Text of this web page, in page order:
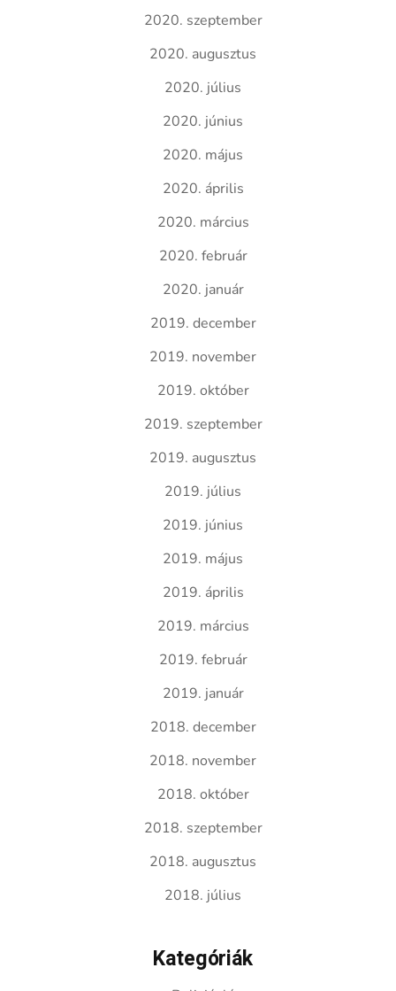
2020. szeptember
2020. augusztus
2020. július
2020. június
2020. május
2020. április
2020. március
2020. február
2020. január
2019. december
2019. november
2019. október
2019. szeptember
2019. augusztus
2019. július
2019. június
2019. május
2019. április
2019. március
2019. február
2019. január
2018. december
2018. november
2018. október
2018. szeptember
2018. augusztus
2018. július
Kategóriák